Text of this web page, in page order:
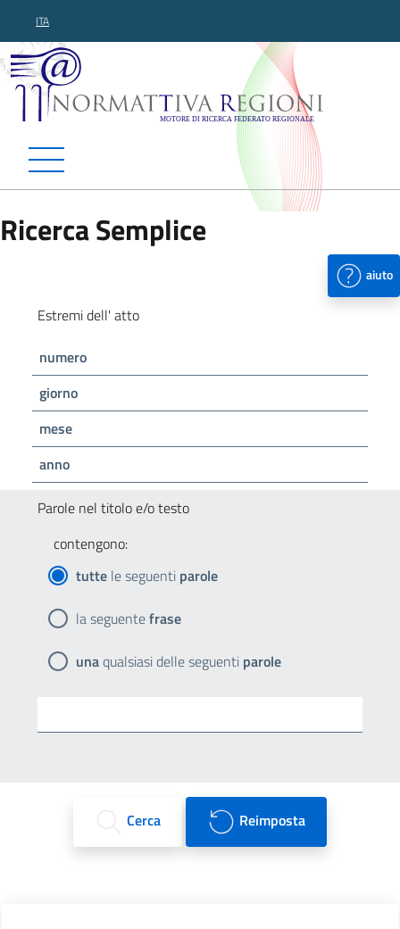
ITA
Normattiva Regioni -
Ricerca Semplice
aiuto
Estremi dell' atto
numero
giorno
mese
anno
Parole nel titolo e/o testo
contengono:
tutte le seguenti parole
la seguentefrase
unaqualsiasi delle seguenti parole
Cerca Reimposta